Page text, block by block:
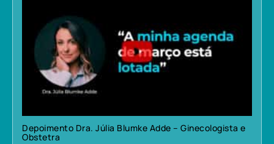
Depoimento Dra. Júlia Blumke Adde – Ginecologista e
Obstetra